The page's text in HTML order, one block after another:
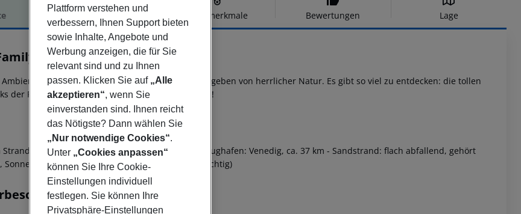
Hotelmerkmale Bewertungen Lage
Resort
Ambiente erwartet Sie in diesem Park am Meer, umgeben von herrlicher Natur. Es gibt so viel zu entdecken: die tollen
der Region, faszinierende Städte und vieles mehr!
- zum Ortszentrum: Jesolo, ca. 7 km - zum Flughafen: Venedig, ca. 37 km - Sandstrand: flach abfallend, gehört
Sonnenschirme (kostenpflichtig), Liegen (kostenpflichtig)
Plattform verstehen und
verbessern, Ihnen Support bieten
sowie Inhalte, Angebote und
Werbung anzeigen, die für Sie
relevant sind und zu Ihnen
passen. Klicken Sie auf „Alle
akzeptieren“, wenn Sie
einverstanden sind. Ihnen reicht
das Nötigste? Dann wählen Sie
„Nur notwendige Cookies“.
Unter „Cookies anpassen“
können Sie Ihre Cookie-
Einstellungen individuell
festlegen. Sie können Ihre
Privatsphäre-Einstellungen